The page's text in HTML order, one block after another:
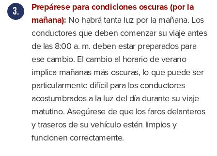
Prepárese para condiciones oscuras (por la
mañana): No habrá tanta luz por la mañana. Los
conductores que deben comenzar su viaje antes
de las 8:00 a. m. deben estar preparados para
ese cambio. El cambio al horario de verano
implica mañanas más oscuras, lo que puede ser
particularmente difícil para los conductores
acostumbrados a la luz del día durante su viaje
matutino. Asegúrese de que los faros delanteros
y traseros de su vehículo estén limpios y
funcionen correctamente.